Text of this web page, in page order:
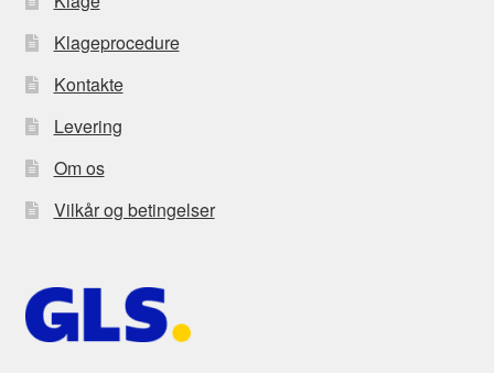
Klageprocedure
Kontakte
Levering
Om os
Vilkår og betingelser